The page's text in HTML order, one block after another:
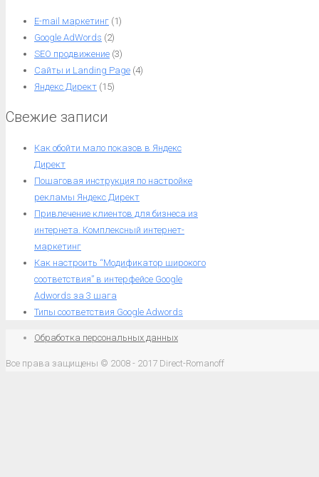
E-mail маркетинг (1)
Google AdWords (2)
SEO продвижение (3)
Сайты и Landing Page (4)
Яндекс Директ (15)
Свежие записи
Как обойти мало показов в Яндекс
Директ
Пошаговая инструкция по настройке
рекламы Яндекс Директ
Привлечение клиентов для бизнеса из
интернета. Комплексный интернет-
маркетинг
Как настроить “Модификатор широкого
соответствия” в интерфейсе Google
Adwords за 3 шага
Типы соответствия Google Adwords
Обработка персональных данных
Все права защищены © 2008 - 2017 Direct-Romanoff